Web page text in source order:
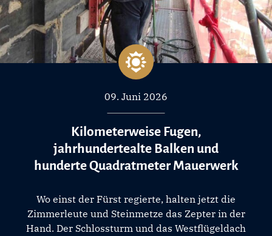
09. Juni 2026
Kilometerweise Fugen,
jahrhundertealte Balken und
hunderte Quadratmeter Mauerwerk
Wo einst der Fürst regierte, halten jetzt die
Zimmerleute und Steinmetze das Zepter in der
Hand. Der Schlossturm und das Westflügeldach